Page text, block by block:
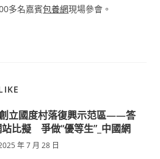
多名嘉賓包養網現場參會。
立國度村落復興示范區——答
站比擬 爭做“優等生”_中國網
年 7 月 28 日